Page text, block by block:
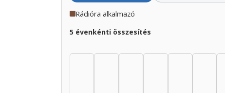
Rádióra alkalmazó
5 évenkénti összesítés